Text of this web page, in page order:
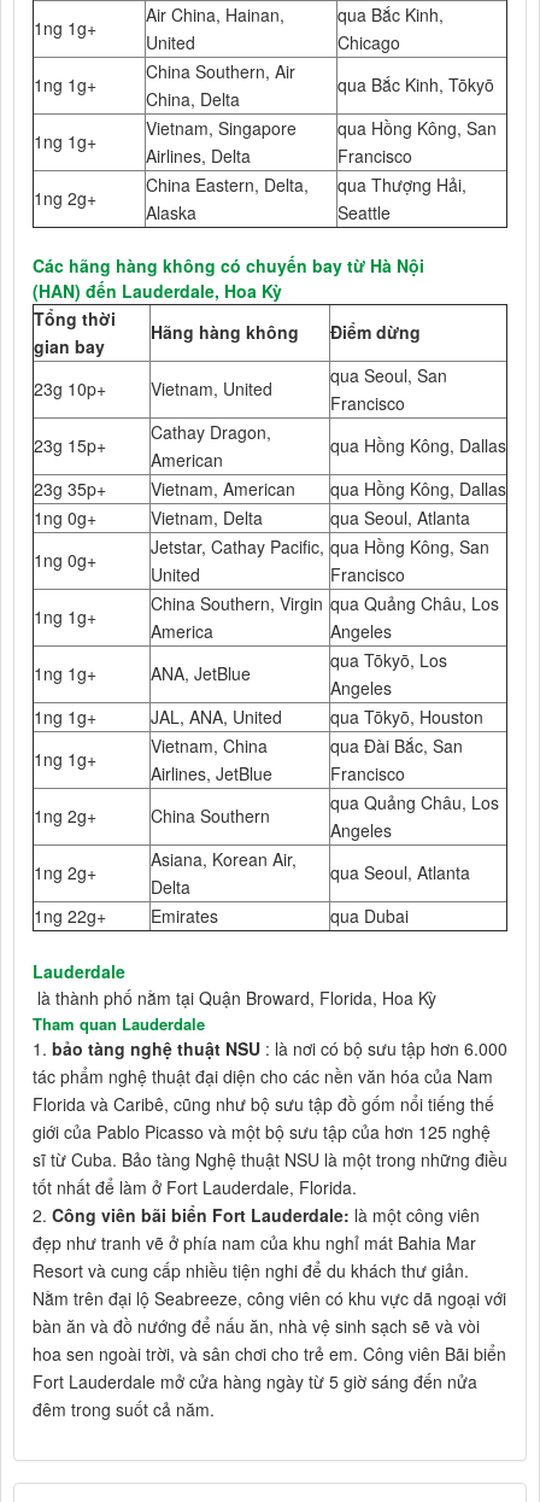
1ng 1g+
Air China, Hainan,
United
qua Bắc Kinh,
Chicago
1ng 1g+
China Southern, Air
China, Delta
qua Bắc Kinh, Tōkyō
1ng 1g+
Vietnam, Singapore
Airlines, Delta
qua Hồng Kông, San
Francisco
1ng 2g+
China Eastern, Delta,
Alaska
qua Thượng Hải,
Seattle
Các hãng hàng không có chuyến bay từ Hà Nội
(HAN) đến Lauderdale, Hoa Kỳ
Tổng thời
gian bay
Hãng hàng không Điểm dừng
23g 10p+ Vietnam, United
qua Seoul, San
Francisco
23g 15p+
Cathay Dragon,
American
qua Hồng Kông, Dallas
23g 35p+
Vietnam, American
qua Hồng Kông, Dallas
1ng 0g+
Vietnam, Delta
qua Seoul, Atlanta
1ng 0g+
Jetstar, Cathay Pacific,
United
qua Hồng Kông, San
Francisco
1ng 1g+
China Southern, Virgin
America
qua Quảng Châu, Los
Angeles
1ng 1g+
ANA, JetBlue
qua Tōkyō, Los
Angeles
1ng 1g+
JAL, ANA, United
qua Tōkyō, Houston
1ng 1g+
Vietnam, China
Airlines, JetBlue
qua Đài Bắc, San
Francisco
1ng 2g+
China Southern
qua Quảng Châu, Los
Angeles
1ng 2g+
Asiana, Korean Air,
Delta
qua Seoul, Atlanta
1ng 22g+
Emirates qua Dubai
Lauderdale
là thành phố nằm tại Quận Broward, Florida, Hoa Kỳ
Tham quan Lauderdale
1. bảo tàng nghệ thuật NSU : là nơi có bộ sưu tập hơn 6.000
tác phẩm nghệ thuật đại diện cho các nền văn hóa của Nam
Florida và Caribê, cũng như bộ sưu tập đồ gốm nổi tiếng thế
giới của Pablo Picasso và một bộ sưu tập của hơn 125 nghệ
sĩ từ Cuba. Bảo tàng Nghệ thuật NSU là một trong những điều
tốt nhất để làm ở Fort Lauderdale, Florida.
2. Công viên bãi biển Fort Lauderdale: là một công viên
đẹp như tranh vẽ ở phía nam của khu nghỉ mát Bahia Mar
Resort và cung cấp nhiều tiện nghi để du khách thư giản.
Nằm trên đại lộ Seabreeze, công viên có khu vực dã ngoại với
bàn ăn và đồ nướng để nấu ăn, nhà vệ sinh sạch sẽ và vòi
hoa sen ngoài trời, và sân chơi cho trẻ em. Công viên Bãi biển
Fort Lauderdale mở cửa hàng ngày từ 5 giờ sáng đến nửa
đêm trong suốt cả năm.